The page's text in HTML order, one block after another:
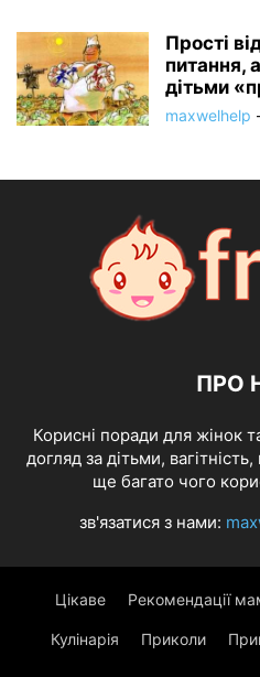
Прості
питання,
дітьми
maxwelhelp
ПРО
Корисні поради для жінок
догляд за дітьми,
ще багато чого
зв'язатися з нами:
Цікаве Рекомендації
Кулінарія Приколи